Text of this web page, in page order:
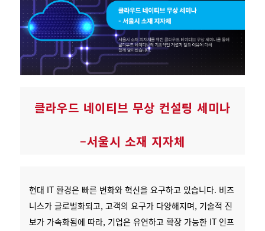
클라우드 네이티브 무상 컨설팅 세미나
–서울시 소재 지자체
현대 IT 환경은 빠른 변화와 혁신을 요구하고 있습니다. 비즈
니스가 글로벌화되고, 고객의 요구가 다양해지며, 기술적 진
보가 가속화됨에 따라, 기업은 유연하고 확장 가능한 IT 인프